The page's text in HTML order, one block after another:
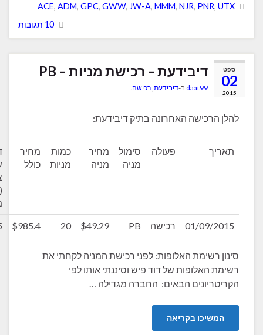
ACE ,ADM, GPC,GWW, JW-A,MMM,NJR,
דיבידעת – רכישת מניות – PB
daat99ב-דיבידעת,רכישה.
האחרונה בתיק דיבידעת:
פעולה
סימול
מחיר
מניה
כמות
מניות
מחיר
דיבידנד
שנתי
01/09/ רכישה PB
$49.29
20
$985.4
$16.35
האלופות: לפני רכישת המניה לקחתי את
של דוד פיש וסיננתי אותו לפי
הבאים: החברה מגדילה …
בקריאה